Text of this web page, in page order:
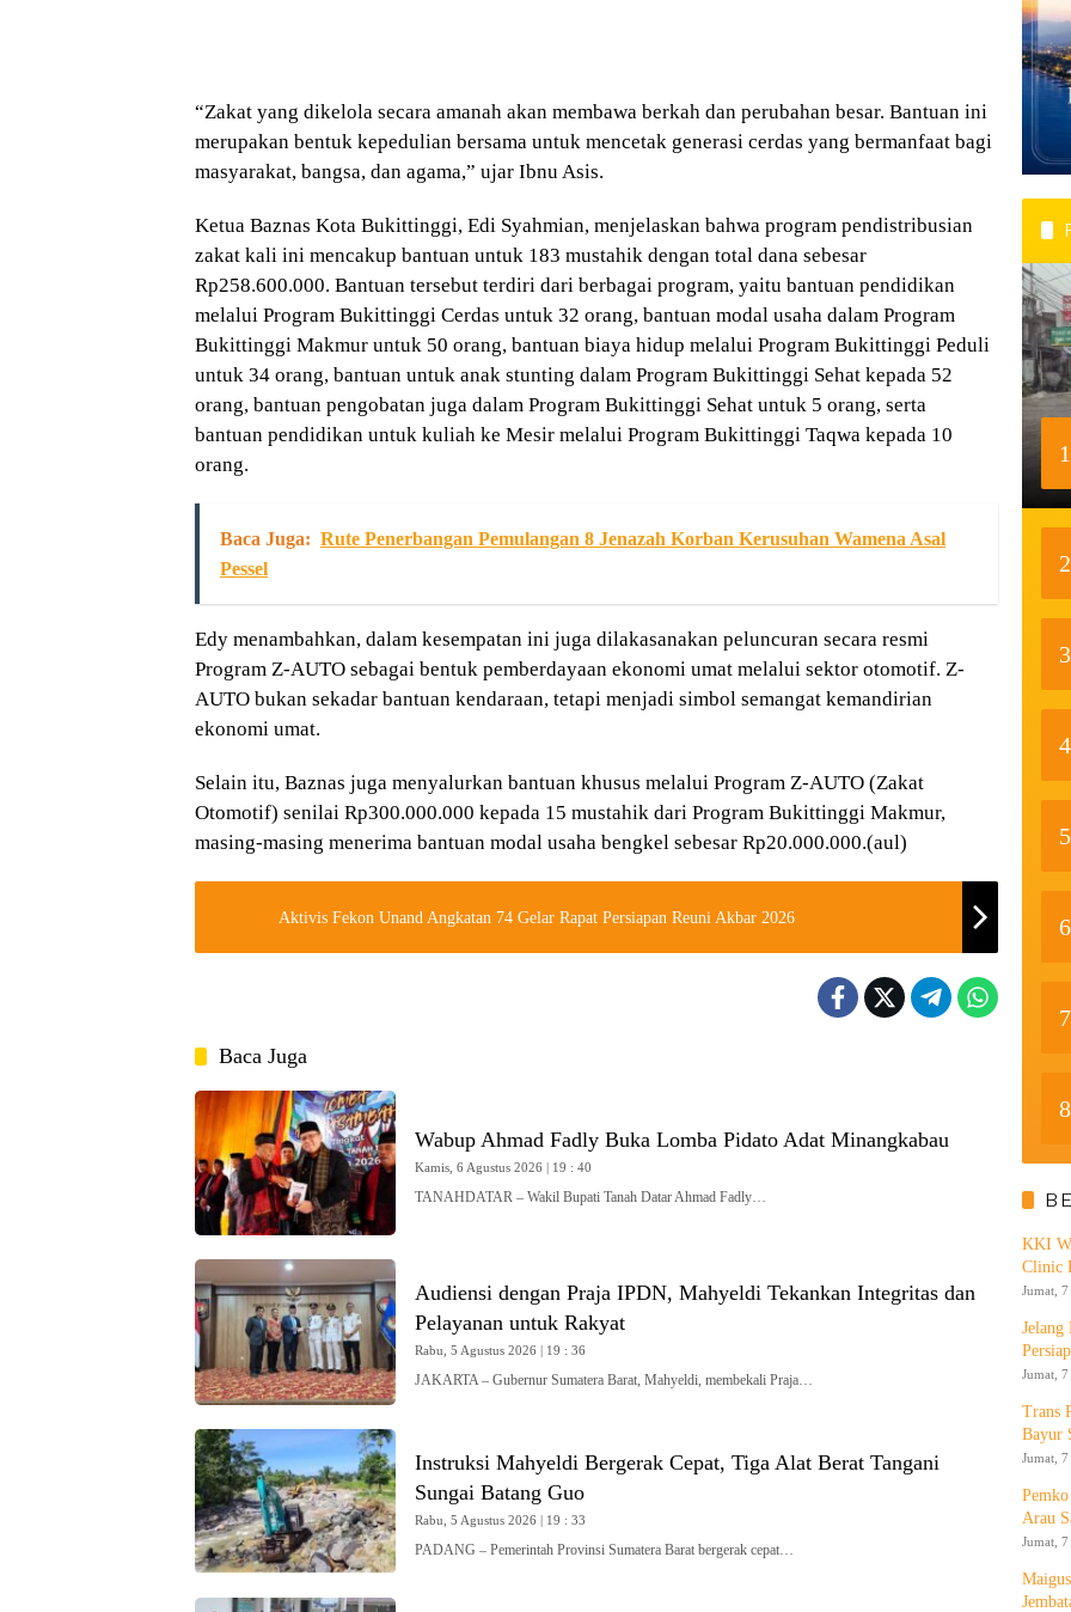
“Zakat yang dikelola secara amanah akan membawa berkah dan perubahan besar. Bantuan ini
merupakan bentuk kepedulian bersama untuk mencetak generasi cerdas yang bermanfaat bagi
masyarakat, bangsa, dan agama,” ujar Ibnu Asis.
Ketua Baznas Kota Bukittinggi, Edi Syahmian, menjelaskan bahwa program pendistribusian
zakat kali ini mencakup bantuan untuk 183 mustahik dengan total dana sebesar
Rp258.600.000. Bantuan tersebut terdiri dari berbagai program, yaitu bantuan pendidikan
melalui Program Bukittinggi Cerdas untuk 32 orang, bantuan modal usaha dalam Program
Bukittinggi Makmur untuk 50 orang, bantuan biaya hidup melalui Program Bukittinggi Peduli
untuk 34 orang, bantuan untuk anak stunting dalam Program Bukittinggi Sehat kepada 52
orang, bantuan pengobatan juga dalam Program Bukittinggi Sehat untuk 5 orang, serta
bantuan pendidikan untuk kuliah ke Mesir melalui Program Bukittinggi Taqwa kepada 10
orang.
Baca Juga: Rute Penerbangan Pemulangan 8 Jenazah Korban Kerusuhan Wamena Asal
Pessel
Edy menambahkan, dalam kesempatan ini juga dilakasanakan peluncuran secara resmi
Program Z-AUTO sebagai bentuk pemberdayaan ekonomi umat melalui sektor otomotif. Z-
AUTO bukan sekadar bantuan kendaraan, tetapi menjadi simbol semangat kemandirian
ekonomi umat.
Selain itu, Baznas juga menyalurkan bantuan khusus melalui Program Z-AUTO (Zakat
Otomotif) senilai Rp300.000.000 kepada 15 mustahik dari Program Bukittinggi Makmur,
masing-masing menerima bantuan modal usaha bengkel sebesar Rp20.000.000.(aul)
Aktivis Fekon Unand Angkatan 74 Gelar Rapat Persiapan Reuni Akbar 2026
Baca Juga
Wabup Ahmad Fadly Buka Lomba Pidato Adat Minangkabau
Kamis, 6 Agustus 2026 | 19 : 40
TANAHDATAR – Wakil Bupati Tanah Datar Ahmad Fadly…
Audiensi dengan Praja IPDN, Mahyeldi Tekankan Integritas dan
Pelayanan untuk Rakyat
Rabu, 5 Agustus 2026 | 19 : 36
JAKARTA – Gubernur Sumatera Barat, Mahyeldi, membekali Praja…
Instruksi Mahyeldi Bergerak Cepat, Tiga Alat Berat Tangani
Sungai Batang Guo
Rabu, 5 Agustus 2026 | 19 : 33
PADANG – Pemerintah Provinsi Sumatera Barat bergerak cepat…
1
2
3
4
5
6
7
8
KKI
Clinic
Jumat,
Jelang
Jumat,
Trans
Bayur
Jumat,
Arau
Jumat,